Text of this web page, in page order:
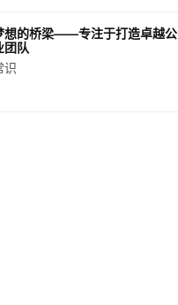
想的桥梁——专注于打造卓越
团队
识